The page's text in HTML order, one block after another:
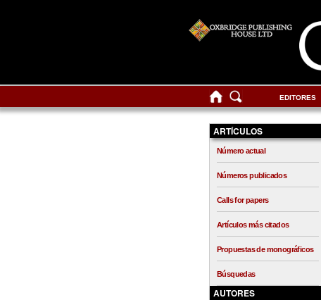
EDITORES
ARTÍCULOS
Número actual
Números publicados
Calls for papers
Artículos más citados
Propuestas de monográficos
Búsquedas
AUTORES